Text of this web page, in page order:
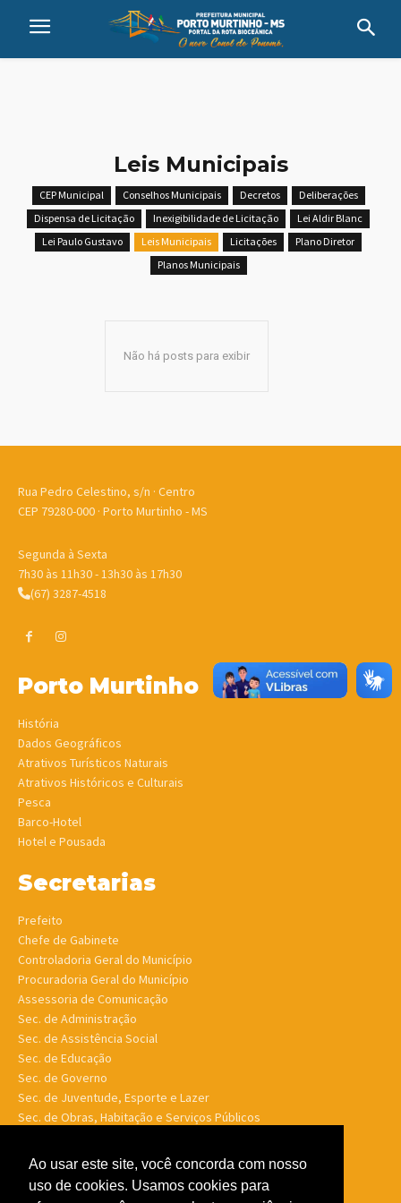
Leis Municipais
CEP Municipal Conselhos Municipais Decretos
Deliberações
Dispensa de Licitação
Inexigibilidade de Licitação
Lei Aldir Blanc
Lei Paulo Gustavo
Leis Municipais Licitações
Plano Diretor
Planos Municipais
Não há posts para exibir
Rua Pedro Celestino, s/n · Centro
CEP 79280-000 · Porto Murtinho - MS
Segunda à Sexta
7h30 às 11h30 - 13h30 às 17h30
(67) 3287-4518
Porto Murtinho
História
Dados Geográficos
Atrativos Turísticos Naturais
Atrativos Históricos e Culturais
Pesca
Barco-Hotel
Hotel e Pousada
Secretarias
Prefeito
Chefe de Gabinete
Controladoria Geral do Município
Procuradoria Geral do Município
Assessoria de Comunicação
Sec. de Administração
Sec. de Assistência Social
Sec. de Educação
Sec. de Governo
Sec. de Juventude, Esporte e Lazer
Sec. de Obras, Habitação e Serviços Públicos
Sec. de Saúde
Sec. de Turismo
Sec. de Meio Ambiente, Desenv. Agrário, Aquicultura e Pesca
Ao usar este site, você concorda com nosso
uso de cookies. Usamos cookies para